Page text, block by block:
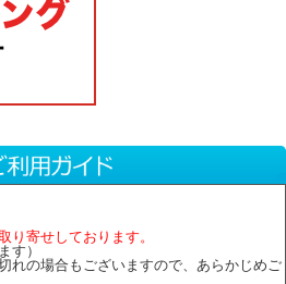
り寄せしております。
す）
れの場合もございますので、あらかじめご